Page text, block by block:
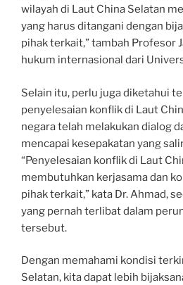
wilayah di Laut China Selatan
yang harus ditangani dengan
pihak terkait,” tambah Profesor
hukum internasional dari
Selain itu, perlu juga diketahui
penyelesaian konflik di Laut
negara telah melakukan dialog
mencapai kesepakatan yang
“Penyelesaian konflik di Laut
membutuhkan kerjasama dan
pihak terkait,” kata Dr. Ahmad,
yang pernah terlibat dalam
tersebut.
Dengan memahami kondisi
Selatan, kita dapat lebih